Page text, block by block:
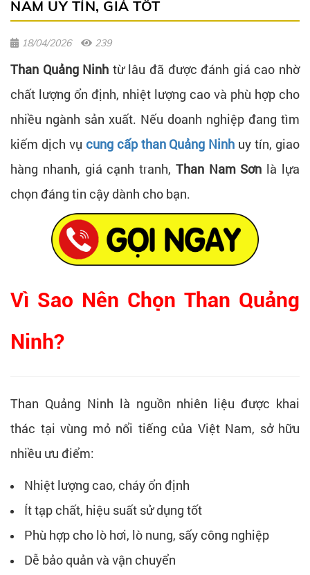
NAM UY TÍN, GIÁ TỐT
18/04/2026 239
Than Quảng Ninh từ lâu đã được đánh giá cao nhờ
chất lượng ổn định, nhiệt lượng cao và phù hợp cho
nhiều ngành sản xuất. Nếu doanh nghiệp đang tìm
kiếm dịch vụ cung cấp than Quảng Ninh uy tín, giao
hàng nhanh, giá cạnh tranh, Than Nam Sơn là lựa
chọn đáng tin cậy dành cho bạn.
Vì Sao Nên Chọn Than Quảng
Ninh?
Than Quảng Ninh là nguồn nhiên liệu được khai
thác tại vùng mỏ nổi tiếng của Việt Nam, sở hữu
nhiều ưu điểm:
Nhiệt lượng cao, cháy ổn định
Ít tạp chất, hiệu suất sử dụng tốt
Phù hợp cho lò hơi, lò nung, sấy công nghiệp
Dễ bảo quản và vận chuyển